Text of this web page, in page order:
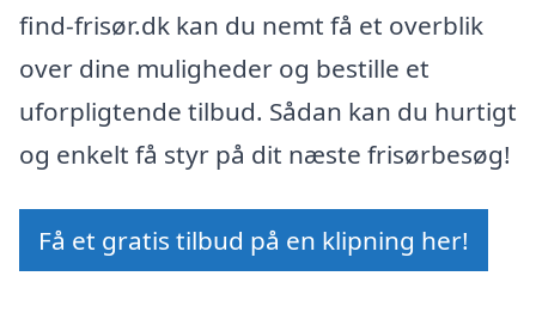
find-frisør.dk kan du nemt få et overblik
over dine muligheder og bestille et
uforpligtende tilbud. Sådan kan du hurtigt
og enkelt få styr på dit næste frisørbesøg!
Få et gratis tilbud på en klipning her!